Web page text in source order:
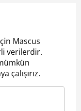
Mascus
verilerdir.
çalışırız.